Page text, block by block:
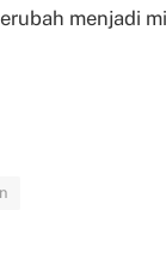
menjadi